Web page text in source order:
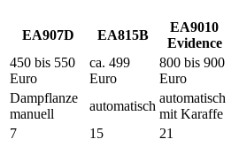
EA907D EA815B
EA9010
Evidence
450 bis 550
Euro
ca. 499
Euro
800 bis 900
Euro
Dampflanze
manuell
automatisch
automatisch
mit Karaffe
7 15
21